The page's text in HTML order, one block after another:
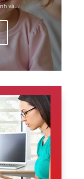
và...